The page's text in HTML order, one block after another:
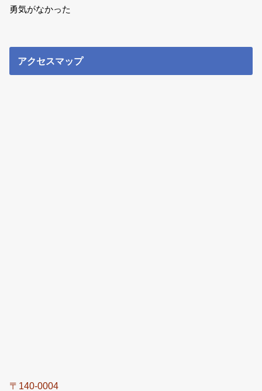
勇気がなかった
アクセスマップ
〒140-0004